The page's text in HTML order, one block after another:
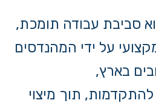
סביבת עבודה תומכת,
מקצועי על ידי המהנדסים
בארץ,
להתקדמות, תוך מיצוי